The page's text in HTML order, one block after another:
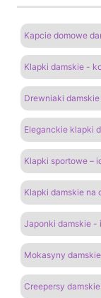
Kapcie domowe
Klapki damskie -
Drewniaki
Eleganckie klapki
Klapki sportowe –
Klapki damskie na
Japonki damskie -
Mokasyny
Creepersy